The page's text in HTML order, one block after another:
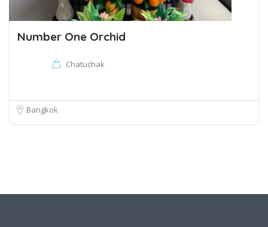
Number One Orchid
Chatuchak
Bangkok